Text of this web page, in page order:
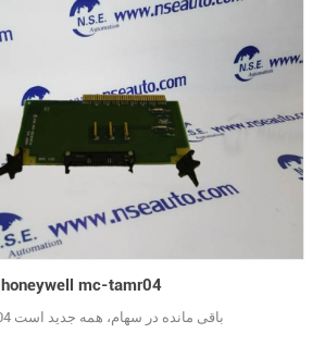
honeywell mc-tamr04
mc-tamr04 باقی مانده در سهام، همه جدید است